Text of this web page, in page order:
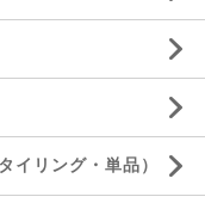
リング・単品）